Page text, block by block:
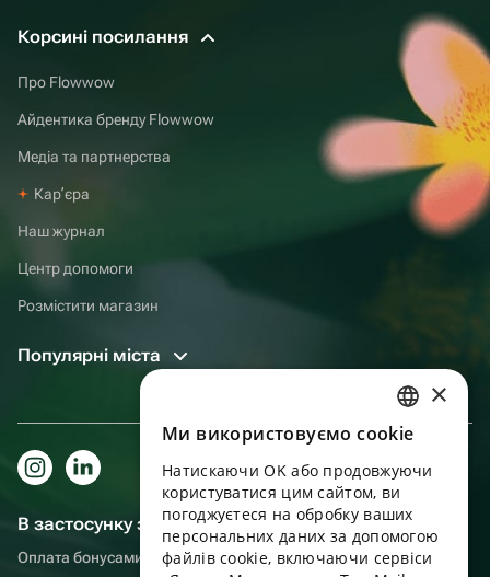
Корсині посилання
Про Flowwow
Айдентика бренду Flowwow
Медіа та партнерства
Карʼєра
Наш журнал
Центр допомоги
Розмістити магазин
Популярні міста
В застосунку зручніше!
Оплата бонусами, самовивіз, зручний чат підтримки
RUSSIAN
ENGLISH
UKRAINIAN
PORTUGUESE
×
Ми використовуємо cookie
Натискаючи OK або продовжуючи
користуватися цим сайтом, ви
погоджуєтеся на обробку ваших
персональних даних за допомогою
файлів cookie, включаючи сервіси